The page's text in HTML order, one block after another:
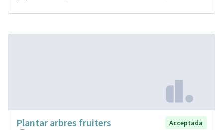
Plantar arbres fruiters
Acceptada